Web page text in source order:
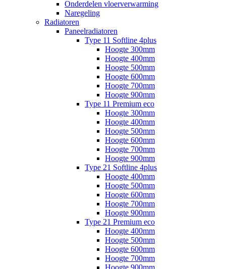
Onderdelen vloerverwarming
Naregeling
Radiatoren
Paneelradiatoren
Type 11 Softline 4plus
Hoogte 300mm
Hoogte 400mm
Hoogte 500mm
Hoogte 600mm
Hoogte 700mm
Hoogte 900mm
Type 11 Premium eco
Hoogte 300mm
Hoogte 400mm
Hoogte 500mm
Hoogte 600mm
Hoogte 700mm
Hoogte 900mm
Type 21 Softline 4plus
Hoogte 400mm
Hoogte 500mm
Hoogte 600mm
Hoogte 700mm
Hoogte 900mm
Type 21 Premium eco
Hoogte 400mm
Hoogte 500mm
Hoogte 600mm
Hoogte 700mm
Hoogte 900mm